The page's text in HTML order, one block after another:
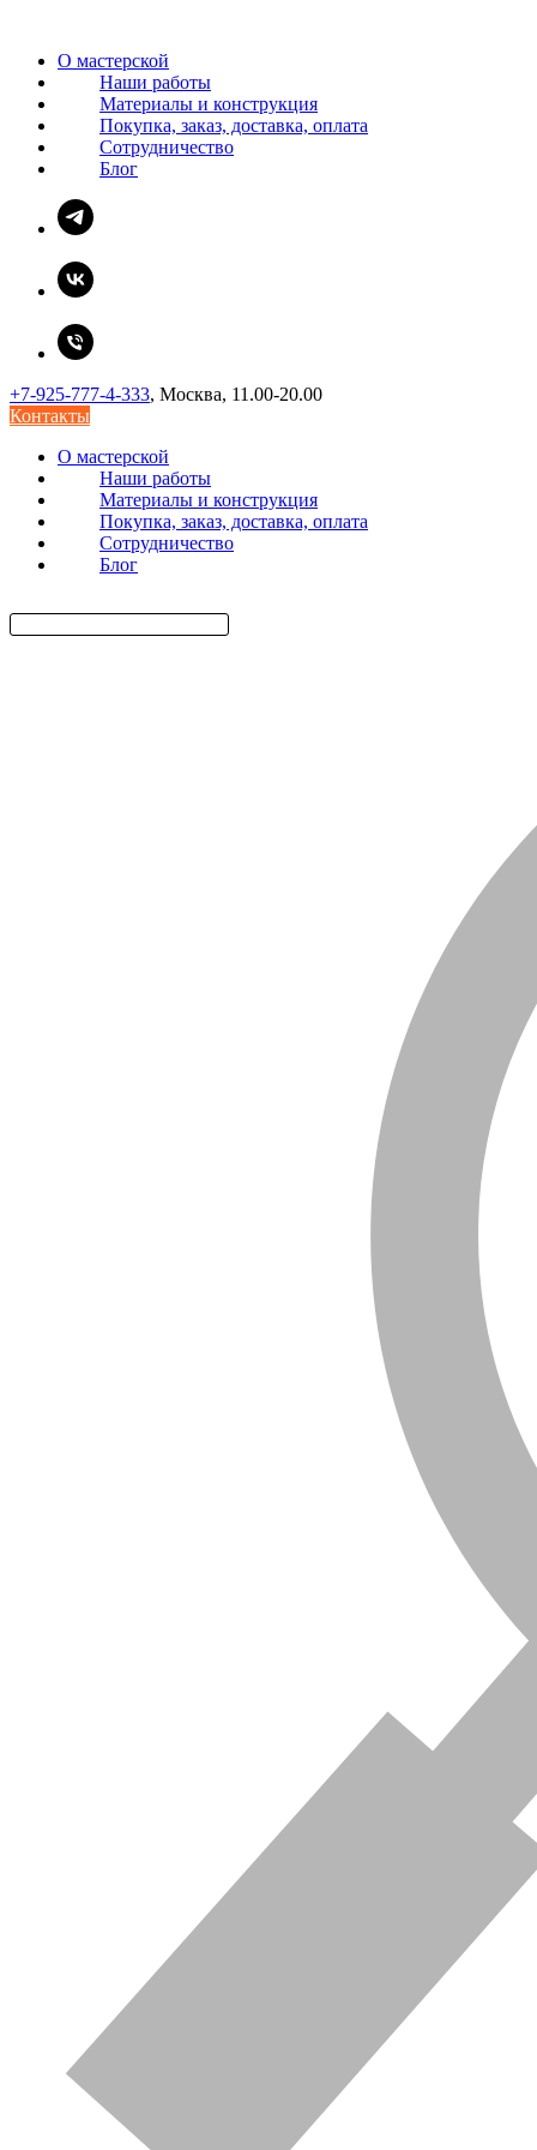
О мастерской
Наши работы
Материалы и конструкция
Покупка, заказ, доставка, оплата
Сотрудничество
Блог
+7-925-777-4-333, Москва, 11.00-20.00
Контакты
О мастерской
Наши работы
Материалы и конструкция
Покупка, заказ, доставка, оплата
Сотрудничество
Блог